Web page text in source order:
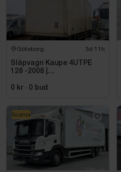
Göteborg 3d 11h
Släpvagn Kaupe 4UTPE
128 -2008 |
0 kr · 0 bud
Scania